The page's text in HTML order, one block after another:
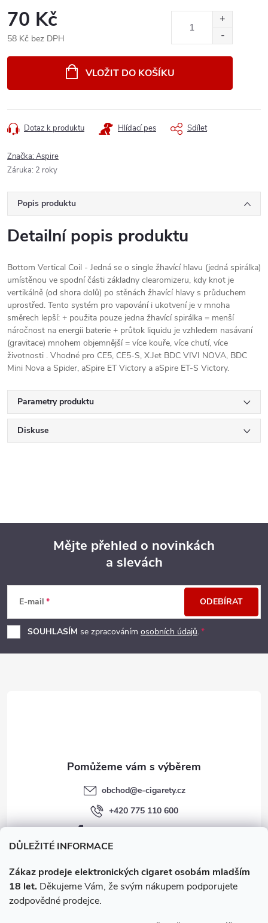
DŮLEŽITÉ INFORMACE
Zákaz prodeje elektronických cigaret osobám mladším
18 let. Děkujeme Vám, že svým nákupem podporujete
zodpovědné prodejce.
70 Kč
58 Kč bez DPH
VLOŽIT DO KOŠÍKU
Dotaz k produktu Hlídací pes Sdílet
Značka:Aspire
Záruka: 2 roky
Popis produktu
Detailní popis produktu
Bottom Vertical Coil - Jedná se o single žhavící hlavu (jedná spirálka)
umístěnou ve spodní části základny clearomizeru, kdy knot je
vertikálně (od shora dolů) po stěnách žhavící hlavy s průduchem
uprostřed. Tento systém pro vapování i ukotvení je v mnoha
směrech lepší: + použita pouze jedna žhavící spirálka = menší
náročnost na energii baterie + průtok liquidu je vzhledem nasávaní
(gravitace) mnohem objemnější = více kouře, více chutí, více
životnosti . Vhodné pro CE5, CE5-S, X.Jet BDC VIVI NOVA, BDC
Mini Nova a Spider, aSpire ET Victory a aSpire ET-S Victory.
Parametry produktu
Diskuse
p
a
Mějte přehled o novinkách
a slevách
E-mail
SOUHLASÍM se zpracováním osobních údajů.
ODEBÍRAT
obchod@e-cigarety.cz
+420 775 110 600
facebook.com/e-cigarety.cz